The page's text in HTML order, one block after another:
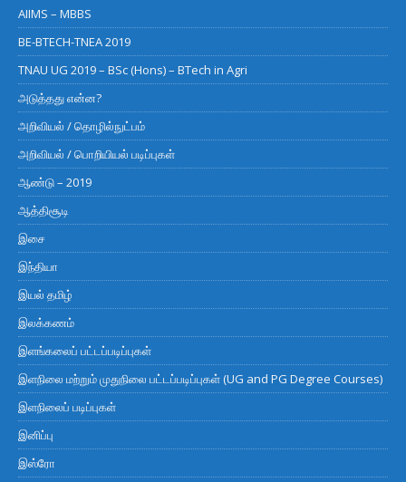
AIIMS – MBBS
BE-BTECH-TNEA 2019
TNAU UG 2019 – BSc (Hons) – BTech in Agri
அடுத்தது என்ன?
அறிவியல் / தொழில்நுட்பம்
அறிவியல் / பொறியியல் படிப்புகள்
ஆண்டு – 2019
ஆத்திசூடி
இசை
இந்தியா
இயல் தமிழ்
இலக்கணம்
இளங்கலைப் பட்டப்படிப்புகள்
இளநிலை மற்றும் முதுநிலை பட்டப்படிப்புகள் (UG and PG Degree Courses)
இளநிலைப் படிப்புகள்
இனிப்பு
இஸ்ரோ